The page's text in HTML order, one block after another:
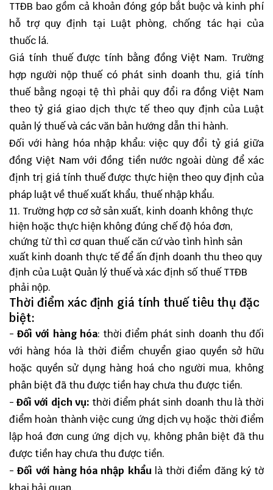
TTĐB bao gồm cả khoản đóng góp bắt buộc và kinh phí
hỗ trợ quy định tại Luật phòng, chống tác hại của
thuốc lá.
Giá tính thuế được tính bằng đồng Việt Nam. Trường
hợp người nộp thuế có phát sinh doanh thu, giá tính
thuế bằng ngoại tệ thì phải quy đổi ra đồng Việt Nam
theo tỷ giá giao dịch thực tế theo quy định của Luật
quản lý thuế và các văn bản hướng dẫn thi hành.
Đối với hàng hóa nhập khẩu: việc quy đổi tỷ giá giữa
đồng Việt Nam với đồng tiền nước ngoài dùng để xác
định trị giá tính thuế được thực hiện theo quy định của
pháp luật về thuế xuất khẩu, thuế nhập khẩu.
11. Trường hợp cơ sở sản xuất, kinh doanh không thực
hiện hoặc thực hiện không đúng chế độ hóa đơn,
chứng từ thì cơ quan thuế căn cứ vào tình hình sản
xuất kinh doanh thực tế để ấn định doanh thu theo quy
định của Luật Quản lý thuế và xác định số thuế TTĐB
phải nộp.
Thời điểm xác định giá tính thuế tiêu thụ đặc
biệt:
- Đối với hàng hóa: thời điểm phát sinh doanh thu đối
với hàng hóa là thời điểm chuyển giao quyền sở hữu
hoặc quyền sử dụng hàng hoá cho người mua, không
phân biệt đã thu được tiền hay chưa thu được tiền.
- Đối với dịch vụ: thời điểm phát sinh doanh thu là thời
điểm hoàn thành việc cung ứng dịch vụ hoặc thời điểm
lập hoá đơn cung ứng dịch vụ, không phân biệt đã thu
được tiền hay chưa thu được tiền.
-Đối với hàng hóa nhập khẩulà thời điểm đăng ký tờ